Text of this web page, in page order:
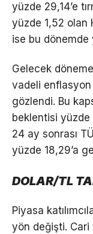
yüzde 29,14’e
yüzde 1,52 olan
ise bu dönemde
Gelecek
vadeli
gözlendi. Bu
beklentisi yüzde
24 ay sonrası
yüzde 18,29’a
DOLAR/TL
Piyasa
yön değişti. Cari